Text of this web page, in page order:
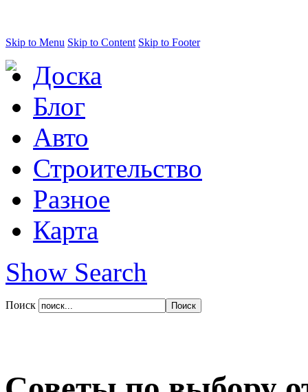
Skip to Menu Skip to Content Skip to Footer
Доска
Блог
Авто
Строительство
Разное
Карта
Show Search
Поиск